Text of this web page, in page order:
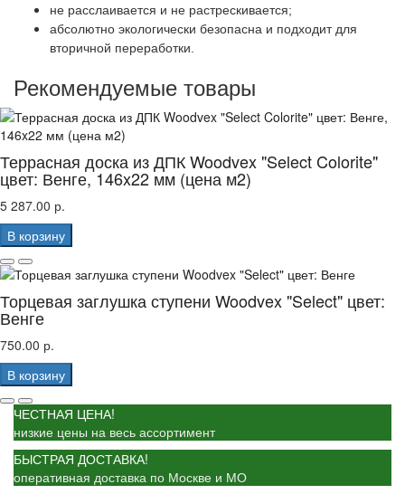
не расслаивается и не растрескивается;
абсолютно экологически безопасна и подходит для
вторичной переработки.
Рекомендуемые товары
Террасная доска из ДПК Woodvex "Select Colorite"
цвет: Венге, 146x22 мм (цена м2)
5 287.00 р.
В корзину
Торцевая заглушка ступени Woodvex "Select" цвет:
Венге
750.00 р.
В корзину
ЧЕСТНАЯ ЦЕНА!
низкие цены на весь ассортимент
БЫСТРАЯ ДОСТАВКА!
оперативная доставка по Москве и МО